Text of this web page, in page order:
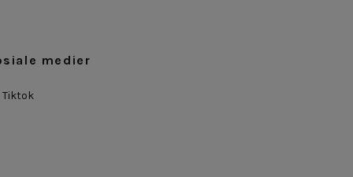
medier
Tiktok